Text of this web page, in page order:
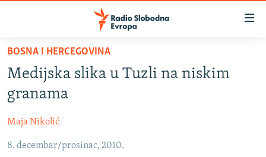
Pređite
glavni
sadržaj
Pređite
na
navigaciju
VIJESTI
BOSNA I HERCEGOVINA
SRBIJA
KOSOVO
CRNA GORA
BOSNA I HERCEGOVINA
Medijska slika u Tuzli na niskim
granama
Maja Nikolić
8. decembar/prosinac, 2010.